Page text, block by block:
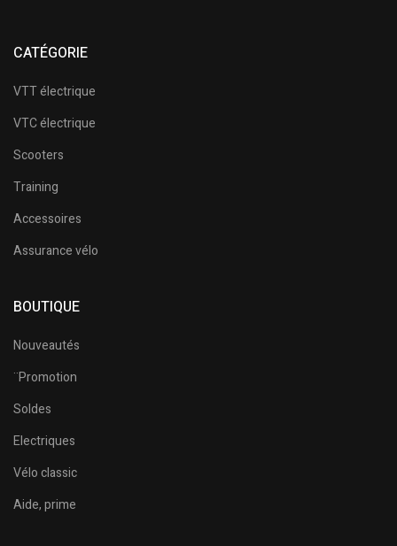
CATÉGORIE
VTT électrique
VTC électrique
Scooters
Training
Accessoires
Assurance vélo
BOUTIQUE
Nouveautés
¨Promotion
Soldes
Electriques
Vélo classic
Aide, prime